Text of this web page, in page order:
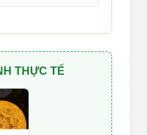
THỰC TẾ